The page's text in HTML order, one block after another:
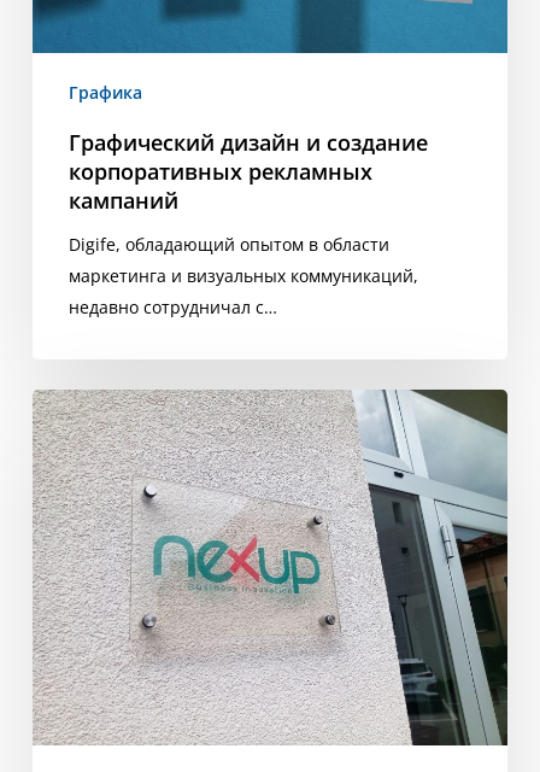
Графика
Графический дизайн и создание
корпоративных рекламных
кампаний
Digife, обладающий опытом в области
маркетинга и визуальных коммуникаций,
недавно сотрудничал с…
Создание
персонализированных
табличек
из
плексигласа